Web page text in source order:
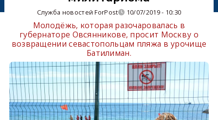
Служба новостей ForPost 10/07/2019 - 10:30
Молодёжь, которая разочаровалась в
губернаторе Овсянникове, просит Москву о
возвращении севастопольцам пляжа в урочище
Батилиман.